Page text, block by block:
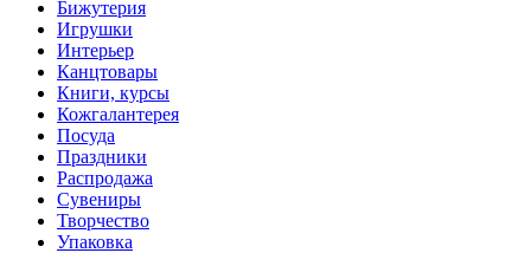
Бижутерия
Игрушки
Интерьер
Канцтовары
Книги, курсы
Кожгалантерея
Посуда
Праздники
Распродажа
Сувениры
Творчество
Упаковка